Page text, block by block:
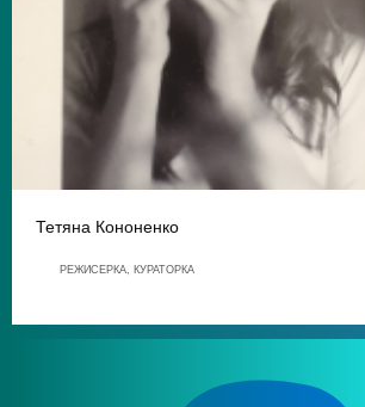
Тетяна Кононенко
РЕЖИСЕРКА, КУРАТОРКА